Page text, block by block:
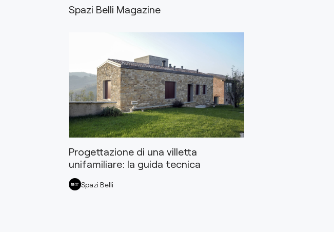
Spazi Belli Magazine
Progettazione di una villetta
unifamiliare: la guida tecnica
Spazi Belli